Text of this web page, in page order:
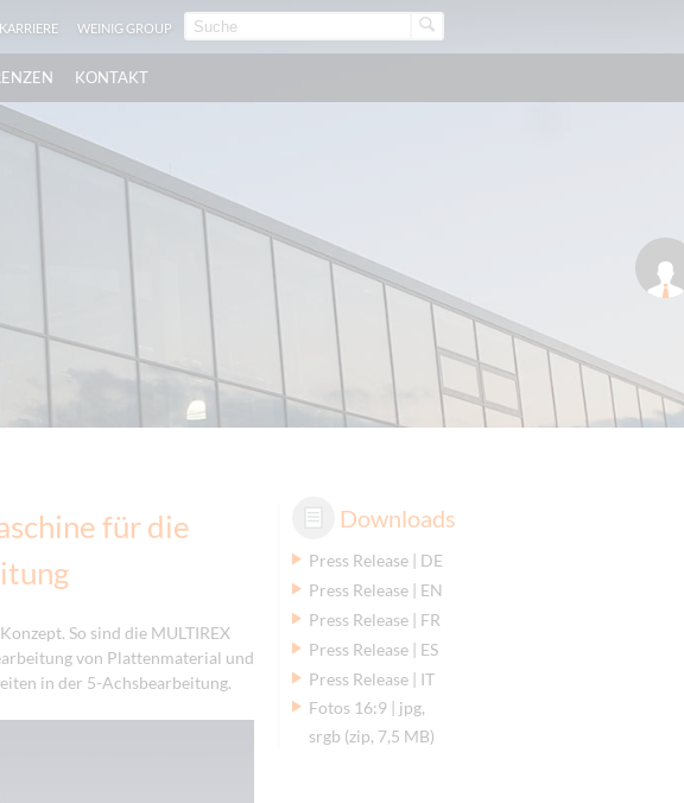
KARRIERE WEINIG GROUP
KONTAKT
für die
So sind die MULTIREX
von Plattenmaterial und
in der 5-Achsbearbeitung.
Downloads
Press Release | DE
Press Release | EN
Press Release | FR
Press Release | ES
Press Release | IT
Fotos 16:9 | jpg,
srgb (zip, 7,5 MB)